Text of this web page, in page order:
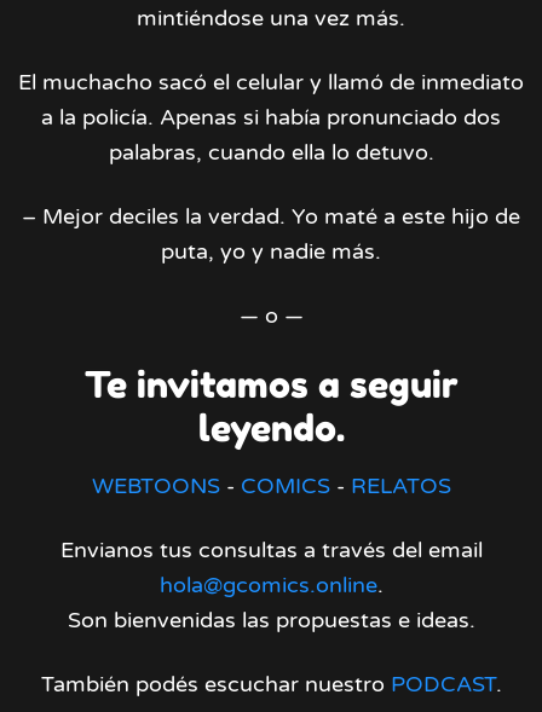
mintiéndose una vez más.
El muchacho sacó el celular y llamó de inmediato
a la policía. Apenas si había pronunciado dos
palabras, cuando ella lo detuvo.
– Mejor deciles la verdad. Yo maté a este hijo de
puta, yo y nadie más.
— o —
Te invitamos a seguir
leyendo.
WEBTOONS- COMICS- RELATOS
Envianos tus consultas a través del email
hola@gcomics.online.
Son bienvenidas las propuestas e ideas.
También podés escuchar nuestro PODCAST.